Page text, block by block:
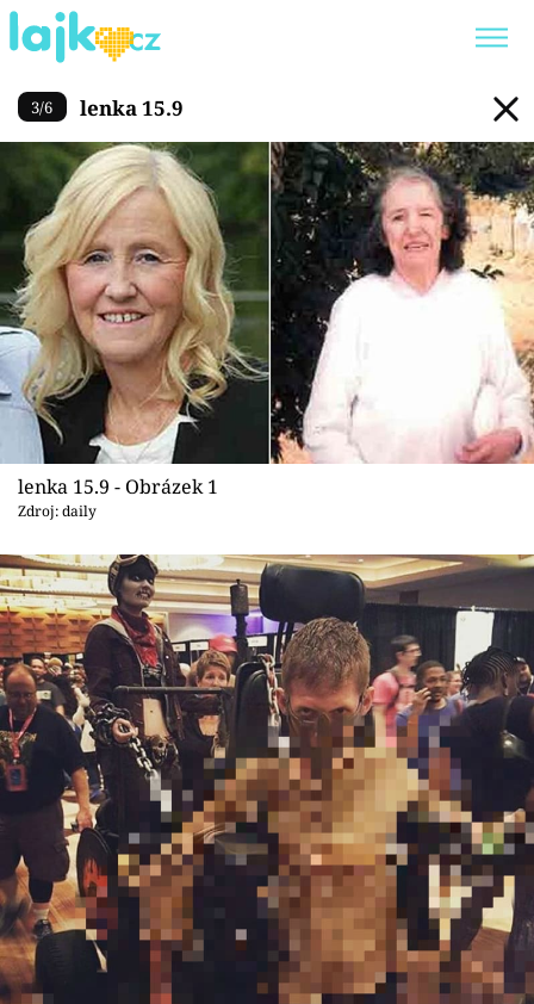
Trendy: KARLOS VÉMOLA
SHOPAHOLICADEL
CLASH OF THE STARS
Témata
Showbyznys
Youtubeři
Virály
Videa
Sledujte prima+
Přihlášení
Sledujte nás
lenka 15.9
3/6 lenka 15.9
lenka 15.9 - Obrázek 1
Zdroj: daily